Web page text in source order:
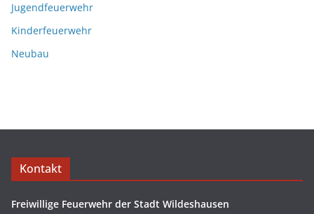
Jugendfeuerwehr
Kinderfeuerwehr
Neubau
Kontakt
Freiwillige Feuerwehr der Stadt Wildeshausen